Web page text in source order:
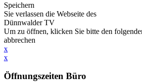
Speichern
Sie verlassen die Webseite des
Dünnwalder TV
Um zu öffnen, klicken Sie bitte den
abbrechen
x
x
Öffnungszeiten Büro